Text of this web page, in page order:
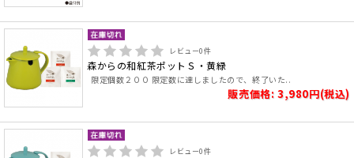
レビュー0件
森からの和紅茶ポットＳ・黄緑
限定個数２００ 限定数に達しましたので、終了いた..
販売価格: 3,980円(税込)
レビュー0件